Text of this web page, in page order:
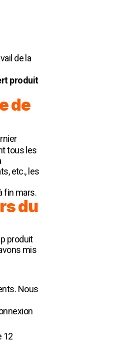
de la
produit
de
tous les
etc., les
fin mars.
du
produit
mis
Nous
12